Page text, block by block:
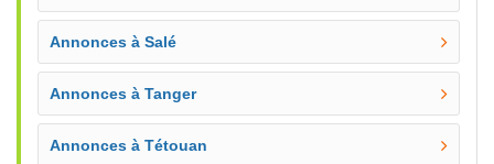
Annonces à Salé
Annonces à Tanger
Annonces à Tétouan